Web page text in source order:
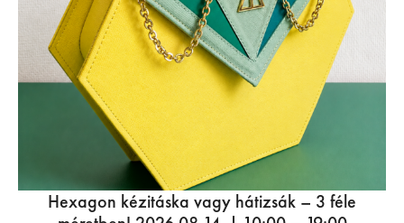
Hexagon kézitáska vagy hátizsák – 3 féle